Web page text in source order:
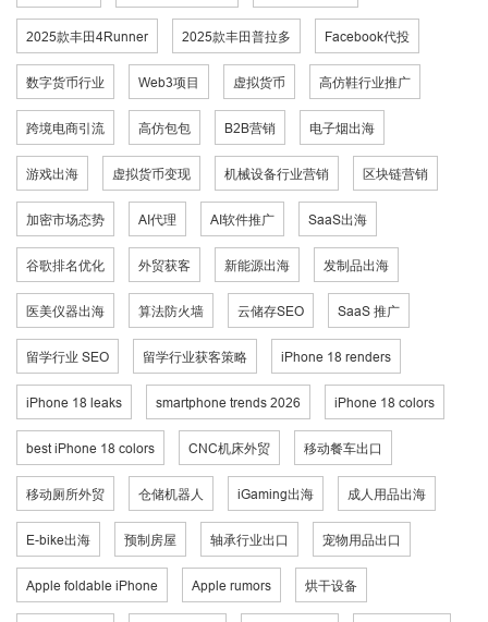
2025款丰田4Runner 2025款丰田普拉多 Facebook代投
数字货币行业 Web3项目 虚拟货币 高仿鞋行业推广
跨境电商引流 高仿包包 B2B营销 电子烟出海
游戏出海 虚拟货币变现 机械设备行业营销 区块链营销
加密市场态势 AI代理 AI软件推广 SaaS出海
谷歌排名优化 外贸获客 新能源出海 发制品出海
医美仪器出海 算法防火墙 云储存SEO SaaS 推广
留学行业 SEO 留学行业获客策略 iPhone 18 renders
iPhone 18 leaks smartphone trends 2026 iPhone 18 colors
best iPhone 18 colors CNC机床外贸 移动餐车出口
移动厕所外贸 仓储机器人 iGaming出海 成人用品出海
E-bike出海 预制房屋 轴承行业出口 宠物用品出口
Apple foldable iPhone Apple rumors 烘干设备